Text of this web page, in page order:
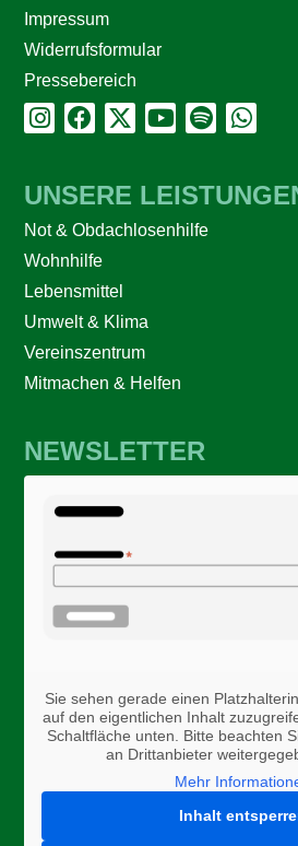
Impressum
Widerrufsformular
Pressebereich
UNSERE
Not & Obdachlosenhilfe
Wohnhilfe
Lebensmittel
Umwelt & Klima
Vereinszentrum
Mitmachen & Helfen
NEWSLETTER
Sie sehen gerade einen
auf den eigentlichen Inhalt
Schaltfläche unten. Bitte beachten
an Drittanbieter
Mehr
Inhalt